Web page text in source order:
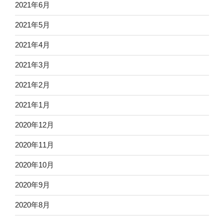
2021年6月
2021年5月
2021年4月
2021年3月
2021年2月
2021年1月
2020年12月
2020年11月
2020年10月
2020年9月
2020年8月